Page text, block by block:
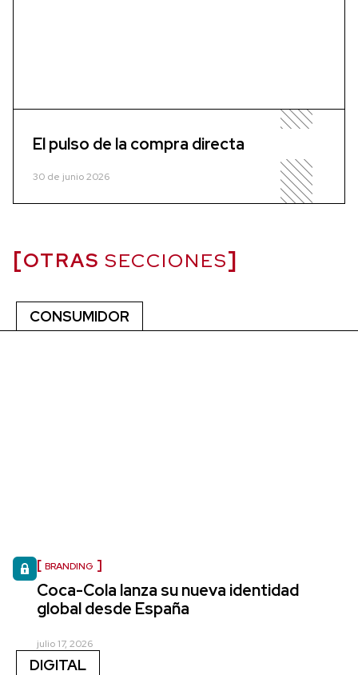
El pulso de la compra directa
30 de junio 2026
OTRAS SECCIONES
CONSUMIDOR
BRANDING
Coca-Cola lanza su nueva identidad
global desde España
julio 17, 2026
DIGITAL